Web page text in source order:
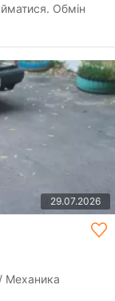
Обмін
29.07.2026
Механика